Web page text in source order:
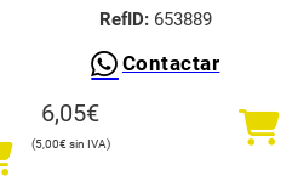
RefID:653889
Contactar
6,05€
5,00€